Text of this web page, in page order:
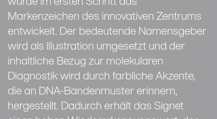
Markenzeichen des innovativen Zentrums
entwickelt. Der bedeutende Namensgeber
wird als Illustration umgesetzt und der
inhaltliche Bezug zur molekularen
Diagnostik wird durch farbliche Akzente,
die an DNA-Bandenmuster erinnern,
hergestellt. Dadurch erhält das Signet